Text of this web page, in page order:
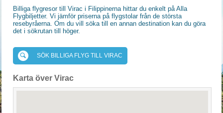
Billiga flygresor till Virac i Filippinerna hittar du enkelt på Alla
Flygbiljetter. Vi jämför priserna på flygstolar från de största
resebyråerna. Om du vill söka till en annan destination kan du göra
det i sökrutan till höger.
SÖK BILLIGA FLYG TILL VIRAC
Karta över Virac